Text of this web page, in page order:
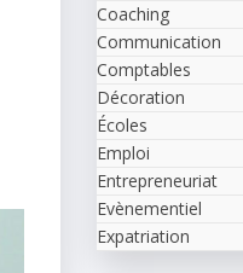
Coaching
Communication
Comptables
Décoration
Écoles
Emploi
Entrepreneuriat
Evènementiel
Expatriation